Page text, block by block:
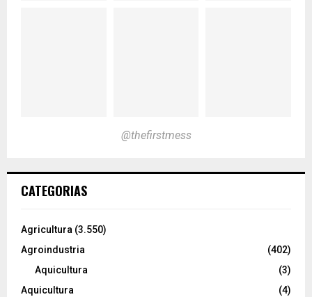
@thefirstmess
CATEGORIAS
Agricultura (3.550)
Agroindustria
(402)
Aquicultura
(3)
Aquicultura
(4)